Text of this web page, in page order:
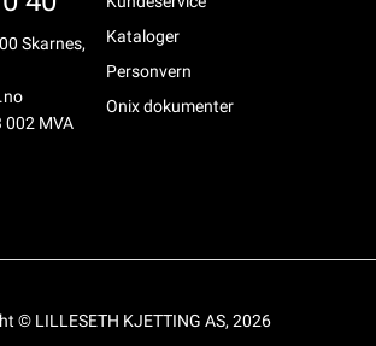
Skarnes,
002 MVA
Kataloger
Personvern
Onix dokumenter
© LILLESETH KJETTING AS, 2026